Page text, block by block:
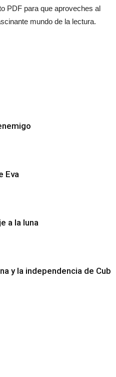
PDF para que aproveches al
mundo de la lectura.
Eva
a la luna
y la independencia de Cuba